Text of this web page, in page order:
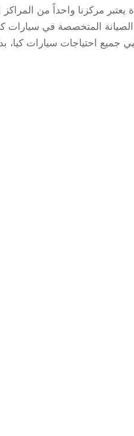
مركزنا واحداً من
المتخصصة في سيارات
جميع احتياجات سيارات كيا،